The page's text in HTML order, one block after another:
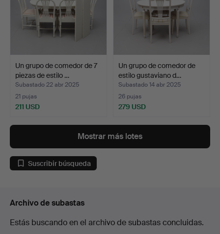
Un grupo de comedor de 7
piezas de estilo …
Subastado 22 abr 2025
21 pujas
211 USD
Un grupo de comedor de
estilo gustaviano d…
Subastado 14 abr 2025
26 pujas
279 USD
Mostrar más lotes
Suscribir búsqueda
Archivo de subastas
Estás buscando en el archivo de subastas concluidas.